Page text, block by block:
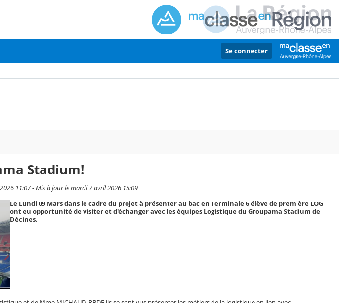
Se connecter
Stadium!
11:07 - Mis à jour le mardi 7 avril 2026 15:09
Le Lundi 09 Mars dans le cadre du projet à présenter au bac en Terminale 6 élève de première LOG
ont eu opportunité de visiter et d'échanger avec les équipes Logistique du Groupama Stadium de
Décines.